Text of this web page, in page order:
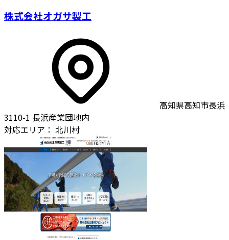
株式会社オガサ製工
高知県高知市長浜
3110-1 長浜産業団地内
対応エリア： 北川村